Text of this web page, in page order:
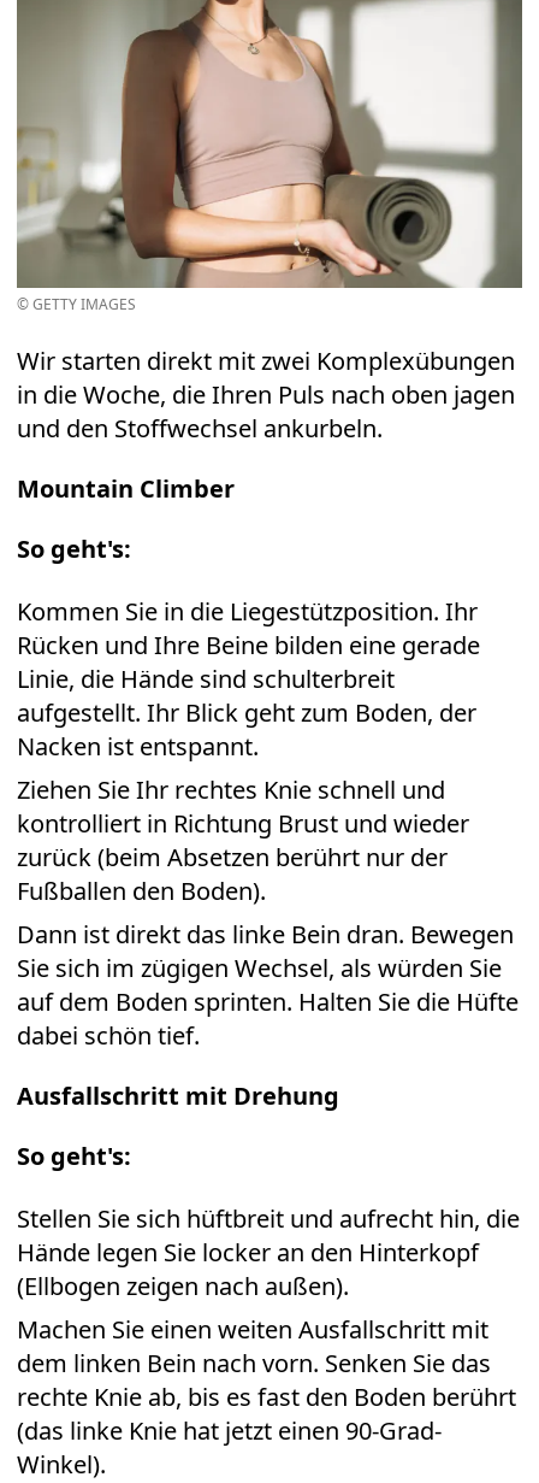
© GETTY IMAGES
Wir starten direkt mit zwei Komplexübungen
in die Woche, die Ihren Puls nach oben jagen
und den Stoffwechsel ankurbeln.
Mountain Climber
So geht's:
Kommen Sie in die Liegestützposition. Ihr
Rücken und Ihre Beine bilden eine gerade
Linie, die Hände sind schulterbreit
aufgestellt. Ihr Blick geht zum Boden, der
Nacken ist entspannt.
Ziehen Sie Ihr rechtes Knie schnell und
kontrolliert in Richtung Brust und wieder
zurück (beim Absetzen berührt nur der
Fußballen den Boden).
Dann ist direkt das linke Bein dran. Bewegen
Sie sich im zügigen Wechsel, als würden Sie
auf dem Boden sprinten. Halten Sie die Hüfte
dabei schön tief.
Ausfallschritt mit Drehung
So geht's:
Stellen Sie sich hüftbreit und aufrecht hin, die
Hände legen Sie locker an den Hinterkopf
(Ellbogen zeigen nach außen).
Machen Sie einen weiten Ausfallschritt mit
dem linken Bein nach vorn. Senken Sie das
rechte Knie ab, bis es fast den Boden berührt
(das linke Knie hat jetzt einen 90-Grad-
Winkel).